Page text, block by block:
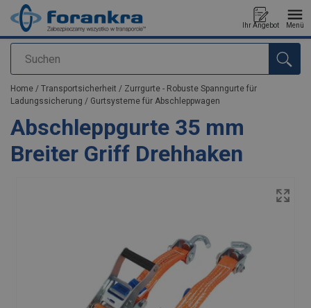
Suchen
Ihr Angebot Menü
Anfragen
Home / Transportsicherheit / Zurrgurte - Robuste Spanngurte für
Ladungssicherung / Gurtsysteme für Abschleppwagen
Abschleppgurte 35 mm
Breiter Griff Drehhaken